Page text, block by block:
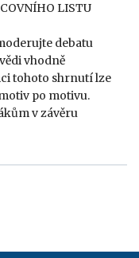
LISTU
debatu
vhodně
tohoto shrnutí lze
po motivu.
v závěru